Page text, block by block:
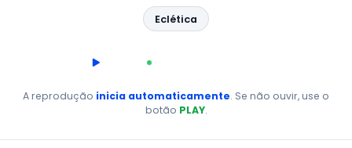
Eclética
AO VIVO
A reprodução inicia automaticamente. Se não ouvir, use o
botão PLAY.